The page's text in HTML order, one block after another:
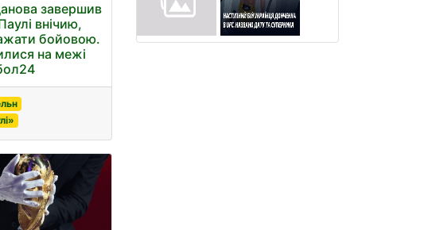
завершив
внічию,
бойовою.
на межі